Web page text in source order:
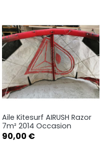
Aile Kitesurf AIRUSH Razor
7m² 2014 Occasion
Prix
90,00 €